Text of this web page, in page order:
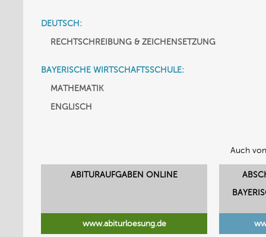
DEUTSCH:
RECHTSCHREIBUNG & ZEICHENSETZUNG
BAYERISCHE WIRTSCHAFTSSCHULE:
MATHEMATIK
ENGLISCH
Auch
ABITURAUFGABEN ONLINE
www.abiturloesung.de